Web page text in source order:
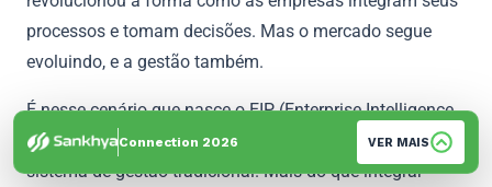
processos e tomam decisões. Mas o mercado segue
evoluindo, e a gestão também.
É nesse cenário que nasce o EIP (Enterprise Intelligence
Platform): uma plataforma criada para ir além do
sistema de gestão tradicional. Mais do que integrar
Connection 2026 VER MAIS